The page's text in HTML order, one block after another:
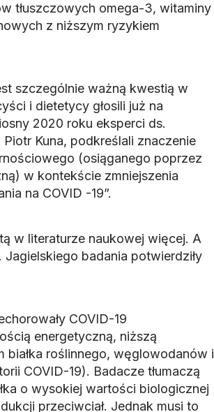
tłuszczowych omega-3, witaminy
z niższym ryzykiem
szczególnie ważną kwestią w
i dietetycy głosili już na
2020 roku eksperci ds.
Kuna, podkreślali znaczenie
(osiąganego poprzez
w kontekście zmniejszenia
na COVID -19”.
w literaturze naukowej więcej. A
badania potwierdziły
COVID-19
energetyczną, niższą
roślinnego, węglowodanów i
COVID-19). Badacze tłumaczą
o wysokiej wartości biologicznej
przeciwciał. Jednak musi to